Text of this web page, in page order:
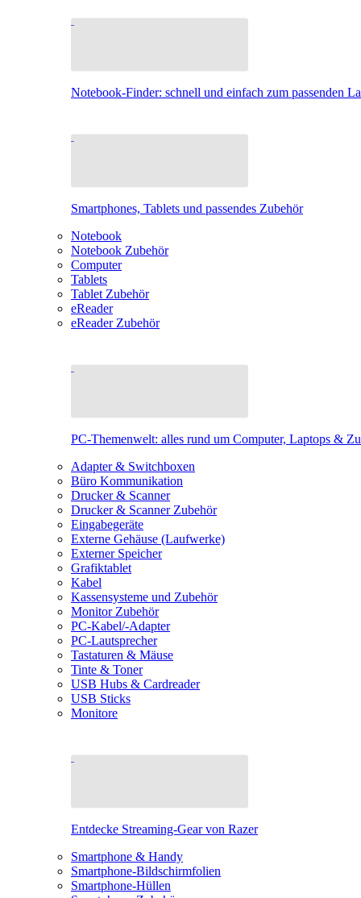
Notebook-Finder: schnell und einfach zum passenden
Smartphones, Tablets und passendes Zubehör
Notebook
Notebook Zubehör
Computer
Tablets
Tablet Zubehör
eReader
eReader Zubehör
PC-Themenwelt: alles rund um Computer, Laptops &
Adapter & Switchboxen
Büro Kommunikation
Drucker & Scanner
Drucker & Scanner Zubehör
Eingabegeräte
Externe Gehäuse (Laufwerke)
Externer Speicher
Grafiktablet
Kabel
Kassensysteme und Zubehör
Monitor Zubehör
PC-Kabel/-Adapter
PC-Lautsprecher
Tastaturen & Mäuse
Tinte & Toner
USB Hubs & Cardreader
USB Sticks
Monitore
Entdecke Streaming-Gear von Razer
Smartphone & Handy
Smartphone-Bildschirmfolien
Smartphone-Hüllen